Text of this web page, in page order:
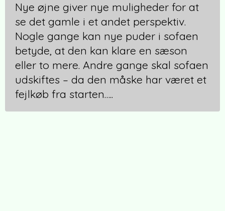
Nye øjne giver nye muligheder for at
se det gamle i et andet perspektiv.
Nogle gange kan nye puder i sofaen
betyde, at den kan klare en sæson
eller to mere. Andre gange skal sofaen
udskiftes – da den måske har været et
fejlkøb fra starten…..